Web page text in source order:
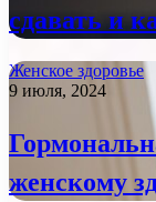
сдавать и
Женское здоровье
9 июля, 2024
женскому